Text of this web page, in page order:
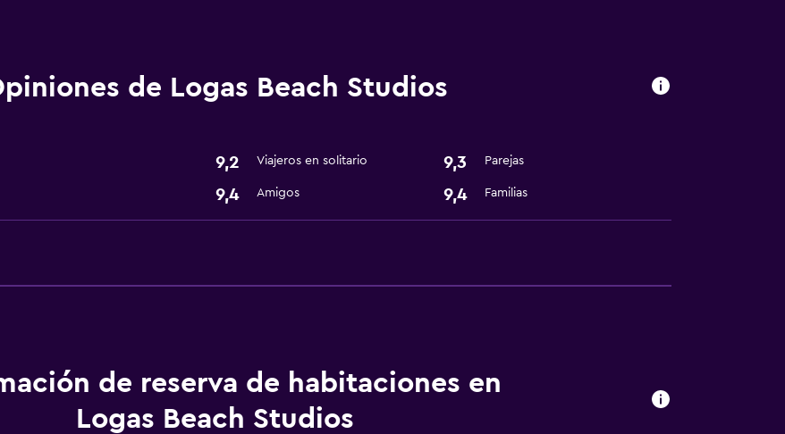
de Logas Beach Studios
9,2 Viajeros en solitario 9,3 Parejas
9,4 Amigos 9,4 Familias
de reserva de habitaciones en
Logas Beach Studios